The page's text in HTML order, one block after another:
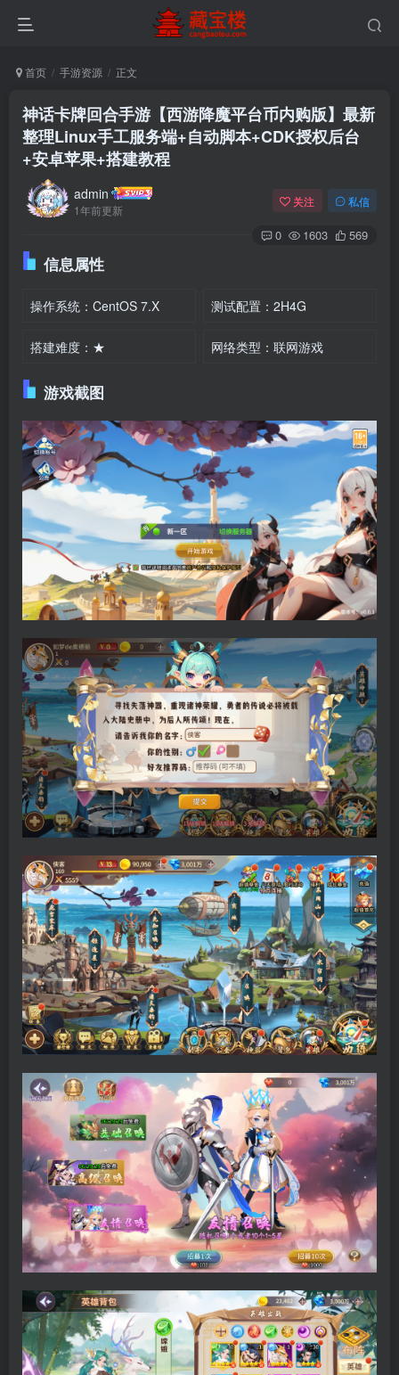
首页 手游资源 正文
神话卡牌回合手游【西游降魔平台币内购版】最新
整理Linux手工服务端+自动脚本+CDK授权后台
+安卓苹果+搭建教程
admin
1年前更新
关注 私信
0 1603 569
信息属性
操作系统：CentOS 7.X 测试配置：2H4G
搭建难度：★ 网络类型：联网游戏
游戏截图